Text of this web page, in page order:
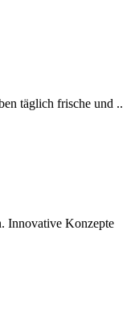
täglich frische und ..
Innovative Konzepte